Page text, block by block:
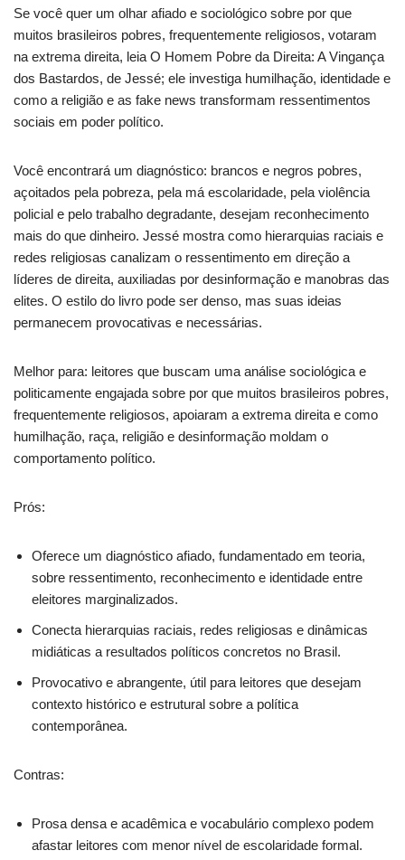
Se você quer um olhar afiado e sociológico sobre por que
muitos brasileiros pobres, frequentemente religiosos, votaram
na extrema direita, leia O Homem Pobre da Direita: A Vingança
dos Bastardos, de Jessé; ele investiga humilhação, identidade e
como a religião e as fake news transformam ressentimentos
sociais em poder político.
Você encontrará um diagnóstico: brancos e negros pobres,
açoitados pela pobreza, pela má escolaridade, pela violência
policial e pelo trabalho degradante, desejam reconhecimento
mais do que dinheiro. Jessé mostra como hierarquias raciais e
redes religiosas canalizam o ressentimento em direção a
líderes de direita, auxiliadas por desinformação e manobras das
elites. O estilo do livro pode ser denso, mas suas ideias
permanecem provocativas e necessárias.
Melhor para: leitores que buscam uma análise sociológica e
politicamente engajada sobre por que muitos brasileiros pobres,
frequentemente religiosos, apoiaram a extrema direita e como
humilhação, raça, religião e desinformação moldam o
comportamento político.
Prós:
Oferece um diagnóstico afiado, fundamentado em teoria,
sobre ressentimento, reconhecimento e identidade entre
eleitores marginalizados.
Conecta hierarquias raciais, redes religiosas e dinâmicas
midiáticas a resultados políticos concretos no Brasil.
Provocativo e abrangente, útil para leitores que desejam
contexto histórico e estrutural sobre a política
contemporânea.
Contras:
Prosa densa e acadêmica e vocabulário complexo podem
afastar leitores com menor nível de escolaridade formal.